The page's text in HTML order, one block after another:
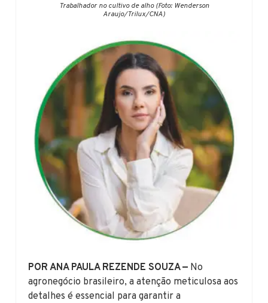
Trabalhador no cultivo de alho (Foto: Wenderson
Araujo/Trilux/CNA)
POR ANA PAULA REZENDE SOUZA — No
agronegócio brasileiro, a atenção meticulosa aos
detalhes é essencial para garantir a